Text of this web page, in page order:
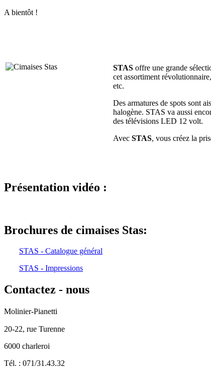
A bientôt !
STAS offre une grande
cet assortiment
etc.
Des armatures de spots sont
halogène. STAS va aussi
des télévisions LED 12 volt.
Avec STAS, vous créez la
Présentation vidéo :
Brochures de cimaises Stas:
STAS - Catalogue général
STAS - Impressions
Contactez - nous
Molinier-Pianetti
20-22, rue Turenne
6000 charleroi
Tél. : 071/31.43.32